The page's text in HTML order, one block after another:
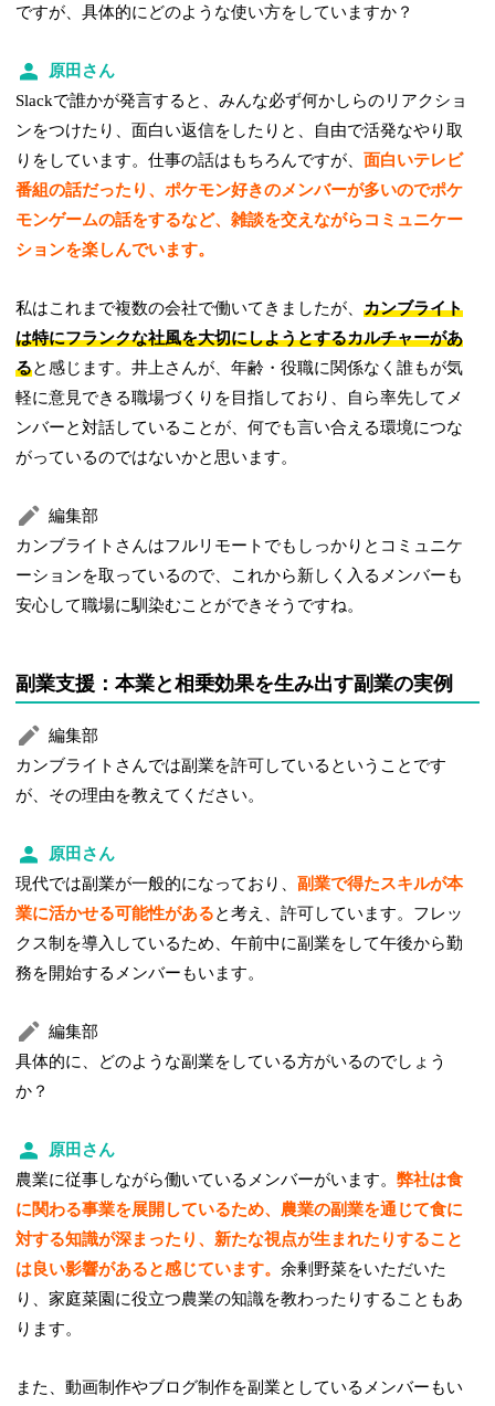
ですが、具体的にどのような使い方をしていますか？
原田さん
Slackで誰かが発言すると、みんな必ず何かしらのリアクショ
ンをつけたり、面白い返信をしたりと、自由で活発なやり取
りをしています。仕事の話はもちろんですが、面白いテレビ
番組の話だったり、ポケモン好きのメンバーが多いのでポケ
モンゲームの話をするなど、雑談を交えながらコミュニケー
ションを楽しんでいます。
私はこれまで複数の会社で働いてきましたが、カンブライト
は特にフランクな社風を大切にしようとするカルチャーがあ
ると感じます。井上さんが、年齢・役職に関係なく誰もが気
軽に意見できる職場づくりを目指しており、自ら率先してメ
ンバーと対話していることが、何でも言い合える環境につな
がっているのではないかと思います。
編集部
カンブライトさんはフルリモートでもしっかりとコミュニケ
ーションを取っているので、これから新しく入るメンバーも
安心して職場に馴染むことができそうですね。
副業支援：本業と相乗効果を生み出す副業の実例
編集部
カンブライトさんでは副業を許可しているということです
が、その理由を教えてください。
原田さん
現代では副業が一般的になっており、副業で得たスキルが本
業に活かせる可能性があると考え、許可しています。フレッ
クス制を導入しているため、午前中に副業をして午後から勤
務を開始するメンバーもいます。
編集部
具体的に、どのような副業をしている方がいるのでしょう
か？
原田さん
農業に従事しながら働いているメンバーがいます。弊社は食
に関わる事業を展開しているため、農業の副業を通じて食に
対する知識が深まったり、新たな視点が生まれたりすること
は良い影響があると感じています。余剰野菜をいただいた
り、家庭菜園に役立つ農業の知識を教わったりすることもあ
ります。
また、動画制作やブログ制作を副業としているメンバーもい